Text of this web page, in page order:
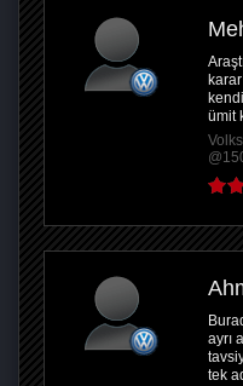
ümit
ayrı
tek